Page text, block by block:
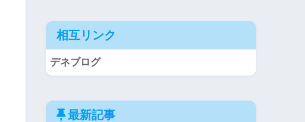
相互リンク
デネブログ
最新記事